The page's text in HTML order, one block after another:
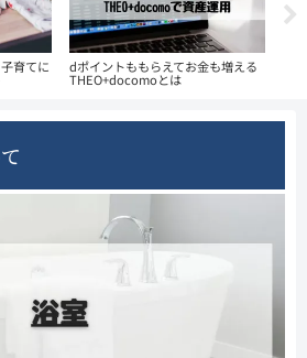
育てに dポイントももらえてお金も増える
THEO+docomoとは